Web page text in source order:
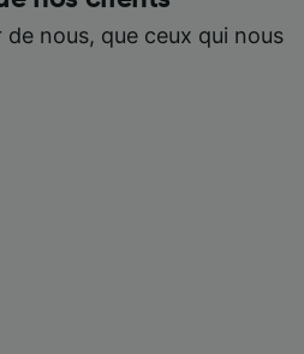
nous, que ceux qui nous